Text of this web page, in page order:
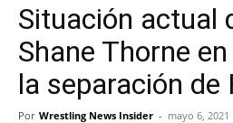
Situación actual
Shane Thorne
la separación de
Por Wrestling News Insider - mayo 6, 2021